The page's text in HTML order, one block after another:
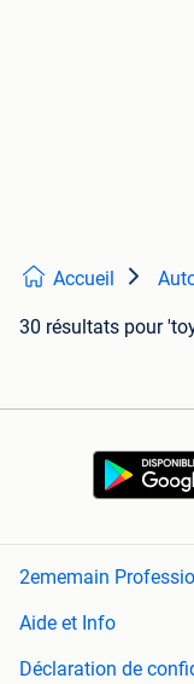
Accueil
30 résultats pour
2ememain
Aide et Info
Déclaration de